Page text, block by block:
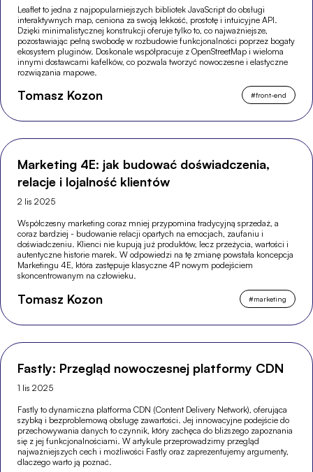
Leaflet to jedna z najpopularniejszych bibliotek JavaScript do obsługi
interaktywnych map, ceniona za swoją lekkość, prostotę i intuicyjne API.
Dzięki minimalistycznej konstrukcji oferuje tylko to, co najważniejsze,
pozostawiając pełną swobodę w rozbudowie funkcjonalności poprzez bogaty
ekosystem pluginów. Doskonale współpracuje z OpenStreetMap i wieloma
innymi dostawcami kafelków, co pozwala tworzyć nowoczesne i elastyczne
rozwiązania mapowe.
Tomasz Kozon #front-end
Marketing 4E: jak budować doświadczenia,
relacje i lojalność klientów
2 lis 2025
Współczesny marketing coraz mniej przypomina tradycyjną sprzedaż, a
coraz bardziej - budowanie relacji opartych na emocjach, zaufaniu i
doświadczeniu. Klienci nie kupują już produktów, lecz przeżycia, wartości i
autentyczne historie marek. W odpowiedzi na tę zmianę powstała koncepcja
Marketingu 4E, która zastępuje klasyczne 4P nowym podejściem
skoncentrowanym na człowieku.
Tomasz Kozon #marketing
Fastly: Przegląd nowoczesnej platformy CDN
1 lis 2025
Fastly to dynamiczna platforma CDN (Content Delivery Network), oferująca
szybką i bezproblemową obsługę zawartości. Jej innowacyjne podejście do
przechowywania danych to czynnik, który zachęca do bliższego zapoznania
się z jej funkcjonalnościami. W artykule przeprowadzimy przegląd
najważniejszych cech i możliwości Fastly oraz zaprezentujemy argumenty,
dlaczego warto ją poznać.